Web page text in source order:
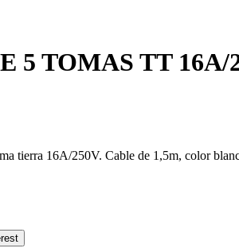
5 TOMAS TT 16A/
tierra 16A/250V. Cable de 1,5m, color